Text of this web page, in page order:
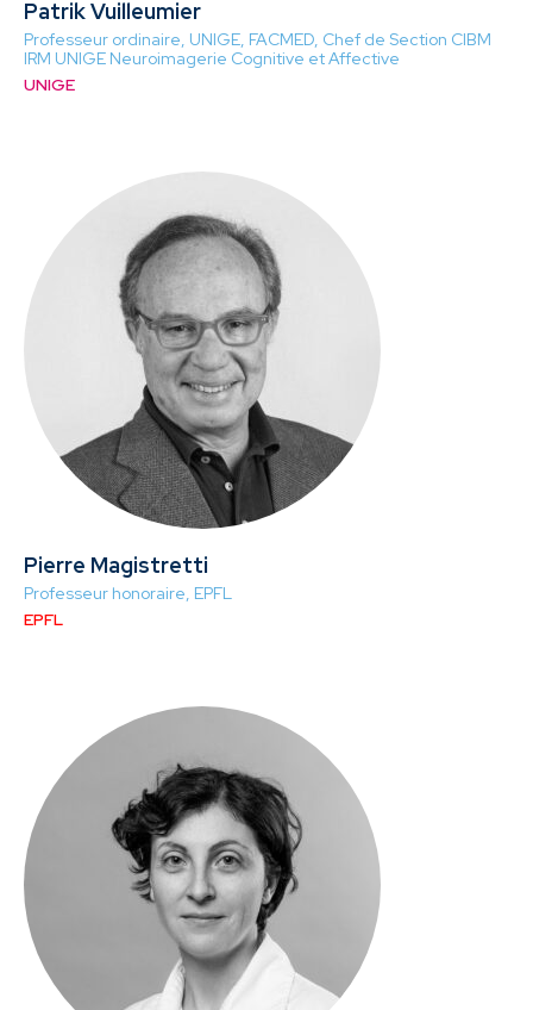
Patrik Vuilleumier
Professeur ordinaire, UNIGE, FACMED, Chef de Section CIBM
IRM UNIGE Neuroimagerie Cognitive et Affective
UNIGE
Pierre Magistretti
Professeur honoraire, EPFL
EPFL